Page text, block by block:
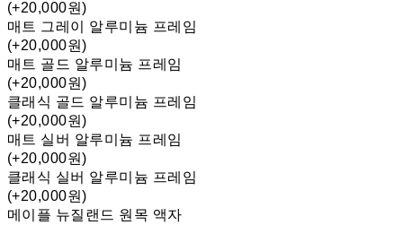
(+20,000원)
매트 그레이 알루미늄 프레임
(+20,000원)
매트 골드 알루미늄 프레임
(+20,000원)
클래식 골드 알루미늄 프레임
(+20,000원)
매트 실버 알루미늄 프레임
(+20,000원)
클래식 실버 알루미늄 프레임
(+20,000원)
메이플 뉴질랜드 원목 액자